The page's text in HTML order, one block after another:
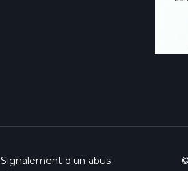
Signalement d'un abus